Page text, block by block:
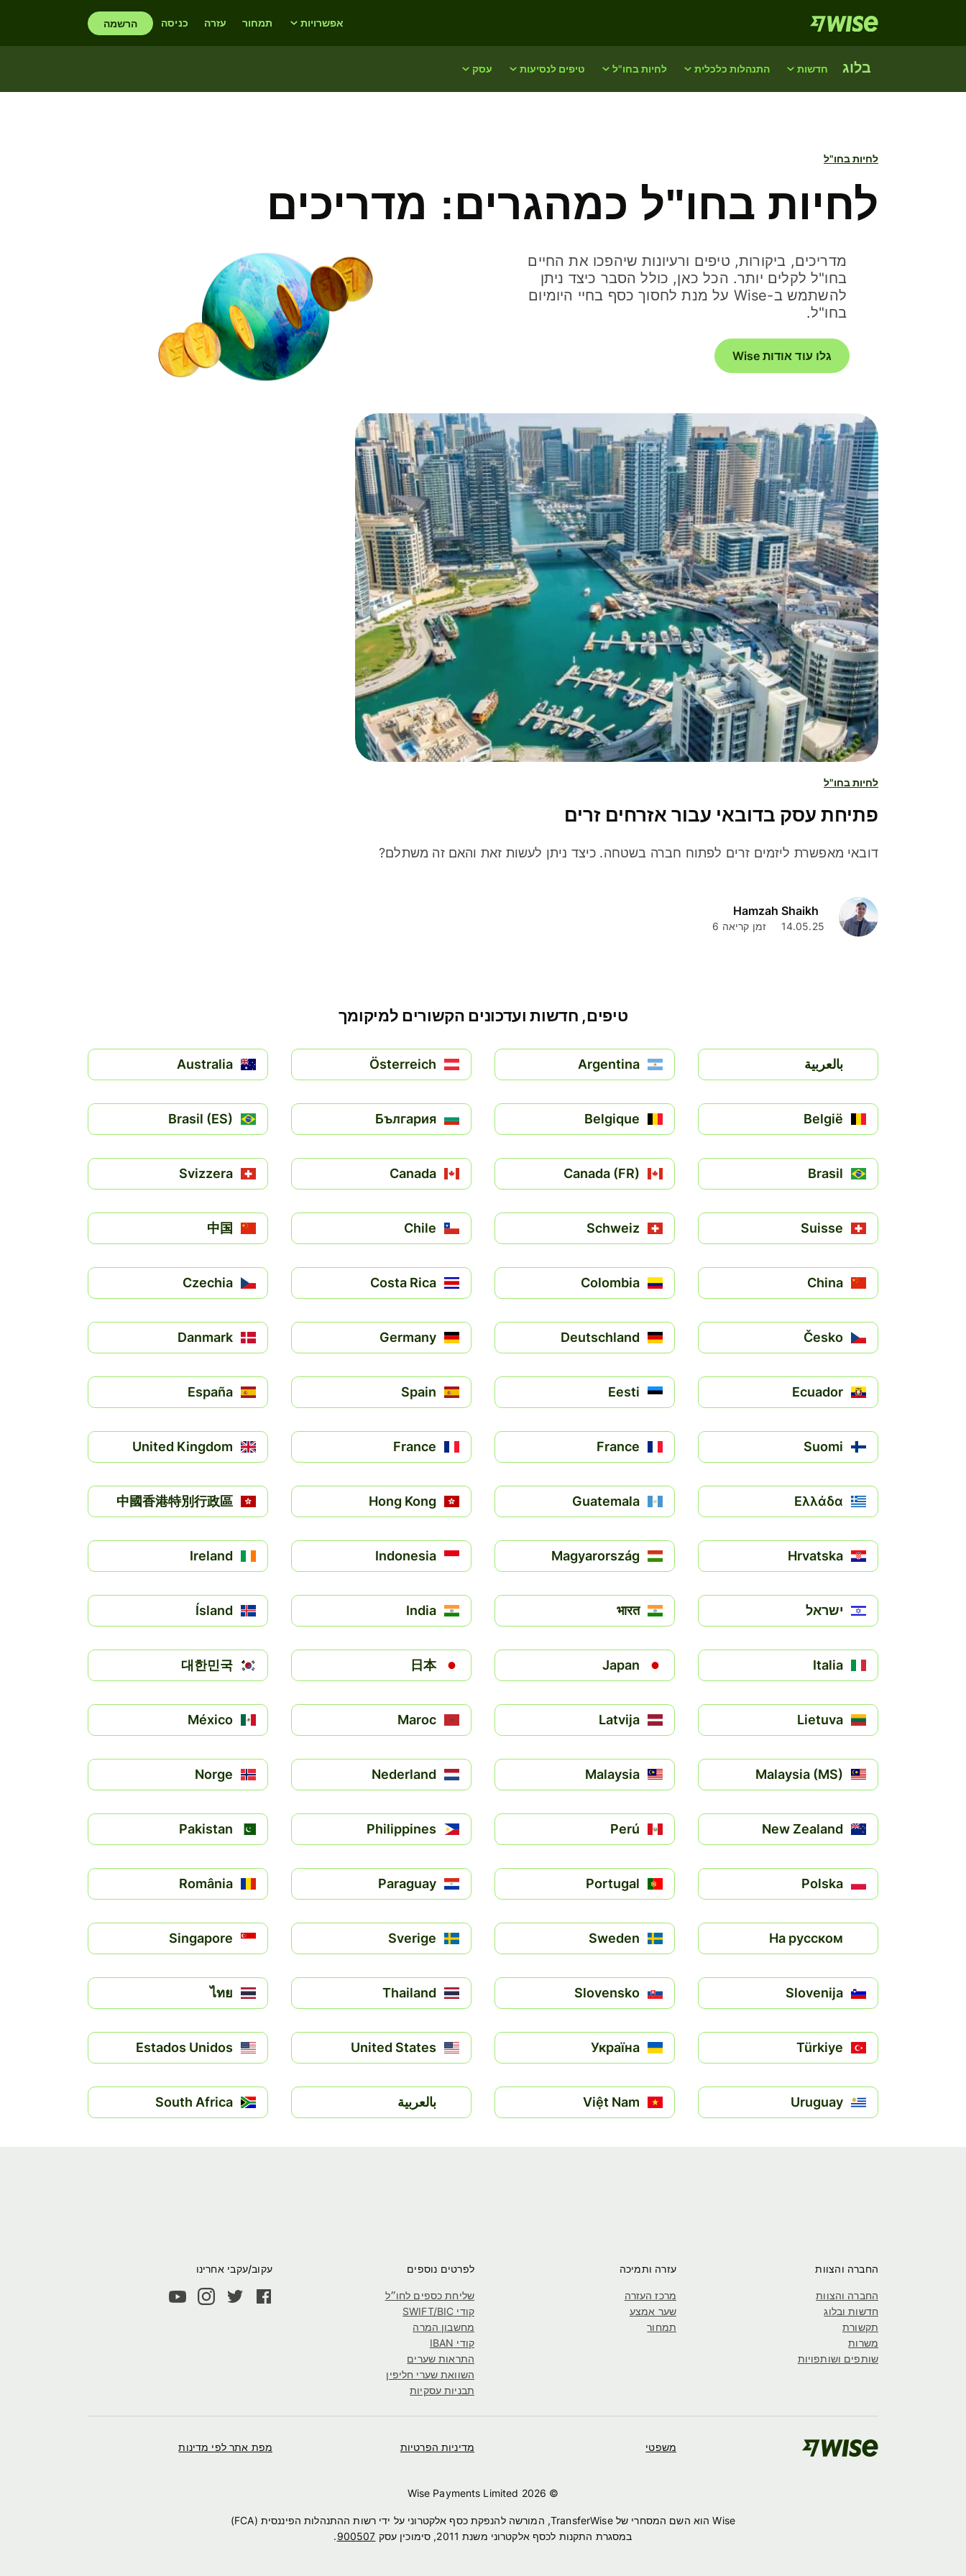
בלוג חדשות התנהלות כלכלית לחיות בחו"ל טיפים לנסיעות עסק
אפשרויות תמחור עזרה כניסה הרשמה
לחיות בחו"ל
לחיות בחו"ל כמהגרים: מדריכים
מדריכים, ביקורות, טיפים ורעיונות שיהפכו את החיים
בחו"ל לקלים יותר. הכל כאן, כולל הסבר כיצד ניתן
להשתמש ב-Wise על מנת לחסוך כסף בחיי היומיום
בחו"ל.
גלו עוד אודות Wise
לחיות בחו"ל
פתיחת עסק בדובאי עבור אזרחים זרים
דובאי מאפשרת ליזמים זרים לפתוח חברה בשטחה. כיצד ניתן לעשות זאת והאם זה משתלם?
Hamzah Shaikh
14.05.25 זמן קריאה 6
טיפים, חדשות ועדכונים הקשורים למיקומך
بالعربية Argentina
Österreich
Australia
België
Belgique
България
Brasil (ES)
Brasil
Canada (FR)
Canada
Svizzera
Suisse
Schweiz
Chile
中国
China
Colombia
Costa Rica
Czechia
Česko
Deutschland
Germany
Danmark
Ecuador
Eesti
Spain
España
Suomi
France
France
United Kingdom
Ελλάδα
Guatemala
Hong Kong
中國香港特別行政區
Hrvatska
Magyarország
Indonesia
Ireland
ישראל भारत
India
Ísland
Italia
Japan
日本
대한민국
Lietuva
Latvija
Maroc
México
Malaysia (MS)
Malaysia
Nederland
Norge
New Zealand
Perú
Philippines
Pakistan
Polska
Portugal
Paraguay
România
На русском
Sweden
Sverige
Singapore
Slovenija
Slovensko
Thailand
ไทย
Türkiye
Україна
United States
Estados Unidos
Uruguay
Việt Nam بالعربية South Africa
החברה והצוות
החברה והצוות
חדשות ובלוג
תקשורת
משרות
שותפים ושותפויות
עזרה ותמיכה
מרכז העזרה
שער אמצע
תמחור
לפרטים נוספים
שליחת כספים לחו״ל
קודי SWIFT/BIC
מחשבון המרה
קודי IBAN
התראות שערים
השוואת שערי חליפין
תבניות עסקיות
עקוב/עקבי אחרינו
משפטי מדיניות הפרטיות מפת אתר לפי מדינות
© Wise Payments Limited
2026
Wise הוא השם המסחרי של TransferWise, המורשה להנפקת כסף אלקטרוני על ידי רשות ההתנהלות הפיננסית (FCA)
במסגרת התקנות לכסף אלקטרוני משנת 2011, סימוכין עסק
900507
.